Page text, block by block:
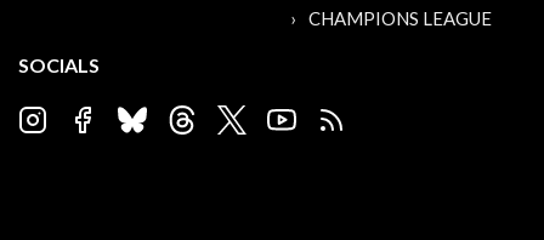
CHAMPIONS LEAGUE
SOCIALS